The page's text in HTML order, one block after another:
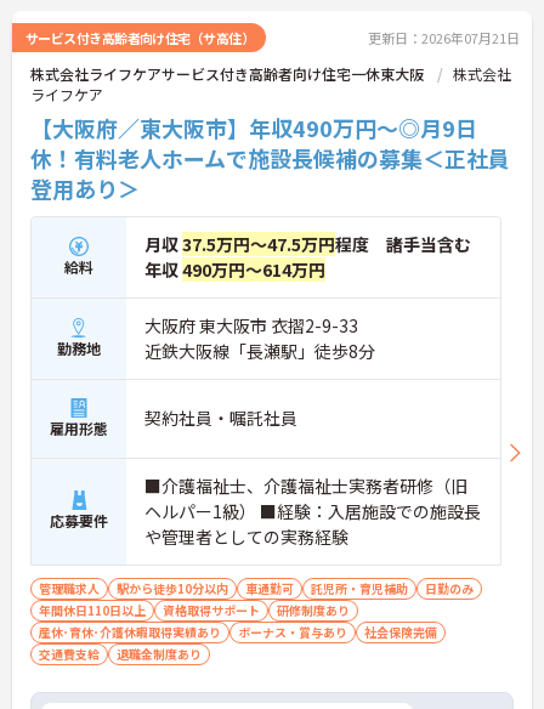
にしながら安定した組織で長くキャリアを築きたい
方、向上心を持って積極的に業務に取り組める方か
らのご応募をお待ちしております。ご興味のある方
は詳細等をお伝えしますので、お気軽にお問い合わ
せください。
サービス付き高齢者向け住宅（サ高住） 更新日：2026年07月21日
株式会社ライフケアサービス付き高齢者向け住宅一休東大阪
株式会社
ライフケア
【大阪府／東大阪市】年収490万円～◎月9日
休！有料老人ホームで施設長候補の募集＜正社員
登用あり＞
給料
月収37.5万円～47.5万円程度 諸手当含む
年収490万円～614万円
勤務地
大阪府 東大阪市 衣摺2-9-33
近鉄大阪線「長瀬駅」徒歩8分
雇用形態 契約社員・嘱託社員
応募要件
■介護福祉士、介護福祉士実務者研修（旧
ヘルパー1級） ■経験：入居施設での施設長
や管理者としての実務経験
管理職求人 駅から徒歩10分以内 車通勤可 託児所・育児補助
日勤のみ
年間休日110日以上
資格取得サポート
研修制度あり
産休･育休･介護休暇取得実績あり
ボーナス・賞与あり
社会保険完備
交通費支給
退職金制度あり